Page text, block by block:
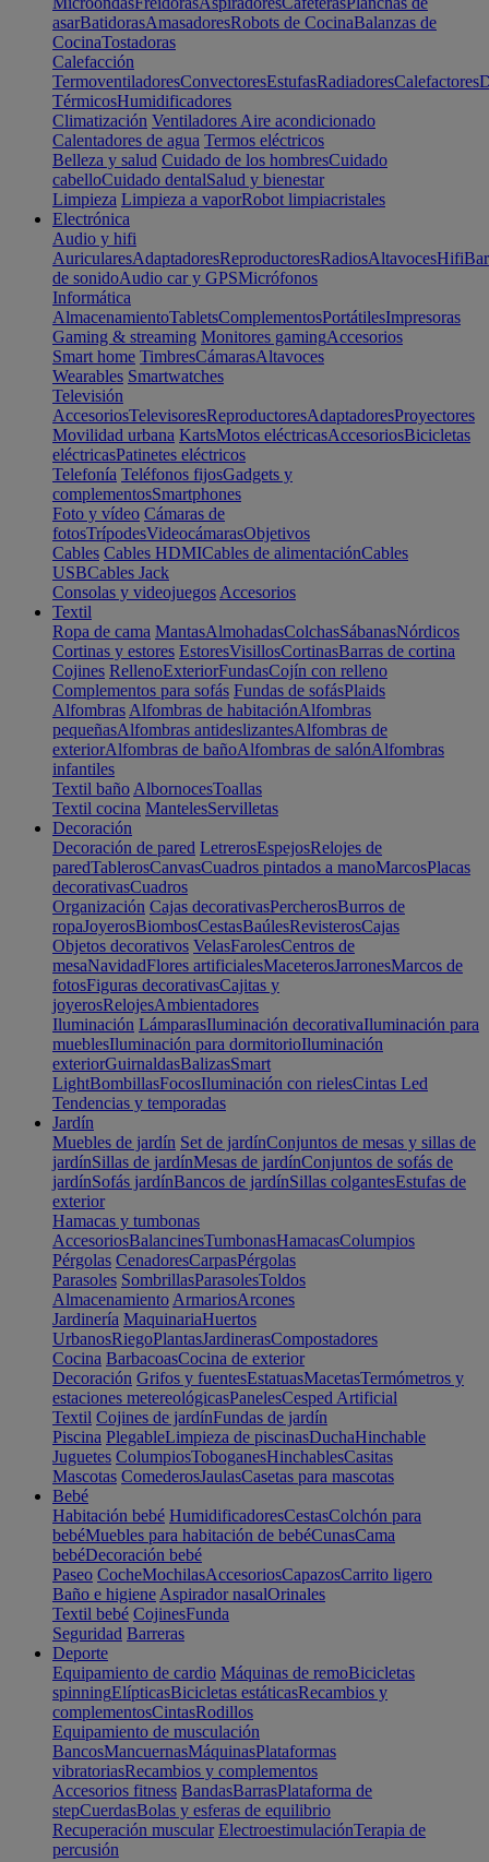
asarBatidorasAmasadoresRobots de CocinaBalanzas de
CocinaTostadoras
Calefacción
TermoventiladoresConvectoresEstufasRadiadoresCalefactores
TérmicosHumidificadores
Climatización Ventiladores Aire acondicionado
Calentadores de agua Termos eléctricos
Belleza y salud Cuidado de los hombresCuidado
cabelloCuidado dentalSalud y bienestar
Limpieza Limpieza a vaporRobot limpiacristales
Electrónica
Audio y hifi
AuricularesAdaptadoresReproductoresRadiosAltavocesHifi
de sonidoAudio car y GPSMicrófonos
Informática
AlmacenamientoTabletsComplementosPortátilesImpresoras
Gaming & streaming Monitores gamingAccesorios
Smart home TimbresCámarasAltavoces
Wearables Smartwatches
Televisión
AccesoriosTelevisoresReproductoresAdaptadoresProyectores
Movilidad urbana KartsMotos eléctricasAccesoriosBicicletas
eléctricasPatinetes eléctricos
Telefonía Teléfonos fijosGadgets y
complementosSmartphones
Foto y vídeo Cámaras de
fotosTrípodesVideocámarasObjetivos
Cables Cables HDMICables de alimentaciónCables
USBCables Jack
Consolas y videojuegos Accesorios
Textil
Ropa de cama MantasAlmohadasColchasSábanasNórdicos
Cortinas y estores EstoresVisillosCortinasBarras de cortina
Cojines RellenoExteriorFundasCojín con relleno
Complementos para sofás Fundas de sofásPlaids
Alfombras Alfombras de habitaciónAlfombras
pequeñasAlfombras antideslizantesAlfombras de
exteriorAlfombras de bañoAlfombras de salónAlfombras
infantiles
Textil baño AlbornocesToallas
Textil cocina MantelesServilletas
Decoración
Decoración de pared LetrerosEspejosRelojes de
paredTablerosCanvasCuadros pintados a manoMarcosPlacas
decorativasCuadros
Organización Cajas decorativasPercherosBurros de
ropaJoyerosBiombosCestasBaúlesRevisterosCajas
Objetos decorativos VelasFarolesCentros de
mesaNavidadFlores artificialesMaceterosJarronesMarcos de
fotosFiguras decorativasCajitas y
joyerosRelojesAmbientadores
Iluminación LámparasIluminación decorativaIluminación para
mueblesIluminación para dormitorioIluminación
exteriorGuirnaldasBalizasSmart
LightBombillasFocosIluminación con rielesCintas Led
Tendencias y temporadas
Jardín
Muebles de jardín Set de jardínConjuntos de mesas y sillas de
jardínSillas de jardínMesas de jardínConjuntos de sofás de
jardínSofás jardínBancos de jardínSillas colgantesEstufas de
exterior
Hamacas y tumbonas
AccesoriosBalancinesTumbonasHamacasColumpios
Pérgolas CenadoresCarpasPérgolas
Parasoles SombrillasParasolesToldos
Almacenamiento ArmariosArcones
Jardinería MaquinariaHuertos
UrbanosRiegoPlantasJardinerasCompostadores
Cocina BarbacoasCocina de exterior
Decoración Grifos y fuentesEstatuasMacetasTermómetros y
estaciones metereológicasPanelesCesped Artificial
Textil Cojines de jardínFundas de jardín
Piscina PlegableLimpieza de piscinasDuchaHinchable
Juguetes ColumpiosToboganesHinchablesCasitas
Mascotas ComederosJaulasCasetas para mascotas
Bebé
Habitación bebé HumidificadoresCestasColchón para
bebéMuebles para habitación de bebéCunasCama
bebéDecoración bebé
Paseo CocheMochilasAccesoriosCapazosCarrito ligero
Baño e higiene Aspirador nasalOrinales
Textil bebé CojinesFunda
Seguridad Barreras
Deporte
Equipamiento de cardio Máquinas de remoBicicletas
spinningElípticasBicicletas estáticasRecambios y
complementosCintasRodillos
Equipamiento de musculación
BancosMancuernasMáquinasPlataformas
vibratoriasRecambios y complementos
Accesorios fitness BandasBarrasPlataforma de
stepCuerdasBolas y esferas de equilibrio
Recuperación muscular ElectroestimulaciónTerapia de
percusión